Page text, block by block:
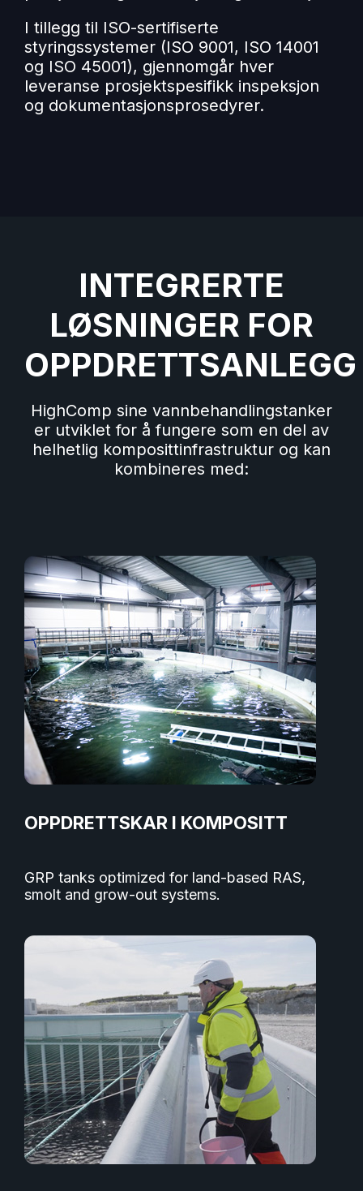
I tillegg til ISO-sertifiserte
styringssystemer (ISO 9001, ISO 14001
og ISO 45001), gjennomgår hver
leveranse prosjektspesifikk inspeksjon
og dokumentasjonsprosedyrer.
INTEGRERTE
LØSNINGER FOR
OPPDRETTSANLEGG
HighComp sine vannbehandlingstanker
er utviklet for å fungere som en del av
helhetlig komposittinfrastruktur og kan
kombineres med:
OPPDRETTSKAR I KOMPOSITT
GRP tanks optimized for land-based RAS,
smolt and grow-out systems.